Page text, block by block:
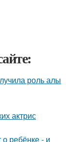
роль алы
актрис
ребёнке - и